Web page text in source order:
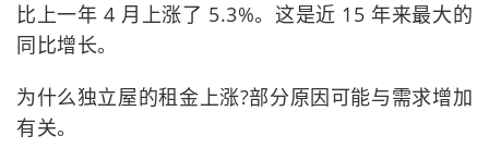
比上一年 4 月上涨了 5.3%。这是近 15 年来最大的
同比增长。
为什么独立屋的租金上涨?部分原因可能与需求增加
有关。